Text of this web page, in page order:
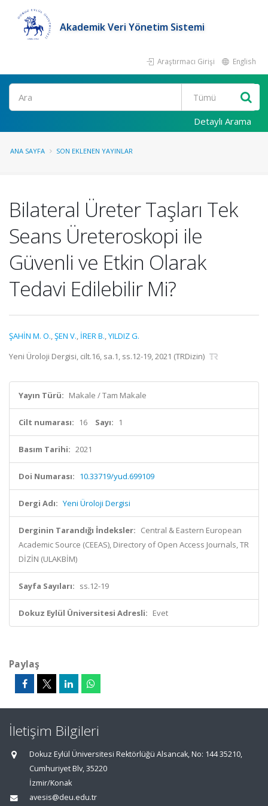
Akademik Veri Yönetim Sistemi
Araştırmacı Girişi English
Ara
Detaylı Arama
ANA SAYFA SON EKLENEN YAYINLAR
Bilateral Üreter Taşları Tek
Seans Üreteroskopi ile
Güvenli ve Etkin Olarak
Tedavi Edilebilir Mi?
ŞAHİN M. O.,ŞEN V., İRER B.,YILDIZ G.
Yeni Üroloji Dergisi, cilt.16, sa.1, ss.12-19, 2021 (TRDizin)
Yayın Türü: Makale / Tam Makale
Cilt numarası: 16 Sayı: 1
Basım Tarihi: 2021
Doi Numarası: 10.33719/yud.699109
Dergi Adı: Yeni Üroloji Dergisi
Derginin Tarandığı İndeksler: Central & Eastern European
Academic Source (CEEAS), Directory of Open Access Journals, TR
DİZİN (ULAKBİM)
Sayfa Sayıları: ss.12-19
Dokuz Eylül Üniversitesi Adresli: Evet
Paylaş
İletişim Bilgileri
Dokuz Eylül Üniversitesi Rektörlüğü Alsancak, No: 144 35210,
Cumhuriyet Blv, 35220
İzmir/Konak
avesis@deu.edu.tr